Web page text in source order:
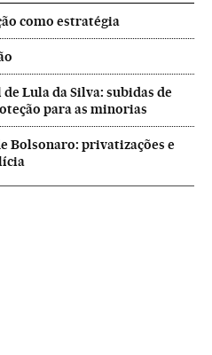
como estratégia
Lula da Silva: subidas de
para as minorias
Bolsonaro: privatizações e